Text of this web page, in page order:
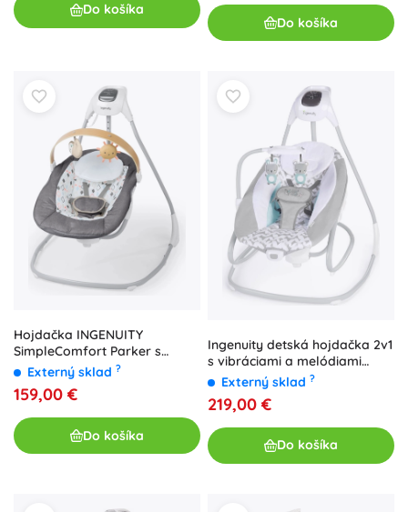
Do košíka
Do košíka
Hojdačka INGENUITY
SimpleComfort Parker s
hudbou a USB napájaním, 0–9
Externý sklad ?
159,00 €
Do košíka
Ingenuity detská hojdačka 2v1
s vibráciami a melódiami
Raylan, USB napájanie
Externý sklad ?
219,00 €
Do košíka